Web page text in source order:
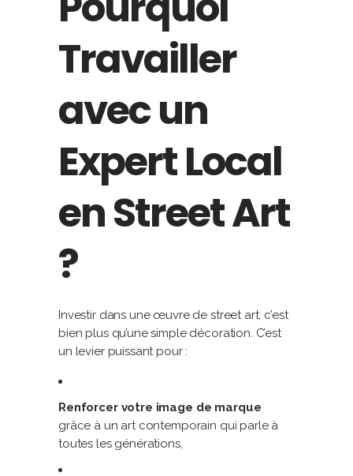
Travailler
avec un
Expert Local
en Street Art
?
Investir dans une œuvre de street art, c’est
bien plus qu’une simple décoration. C’est
un levier puissant pour :
Renforcer votre image de marque
grâce à un art contemporain qui parle à
toutes les générations,